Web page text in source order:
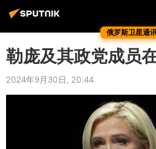
俄罗斯卫星通
勒庞及其政党成员
2024年9月30日, 20:44